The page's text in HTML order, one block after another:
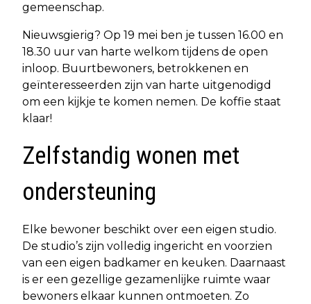
gemeenschap.
Nieuwsgierig? Op 19 mei ben je tussen 16.00 en
18.30 uur van harte welkom tijdens de open
inloop. Buurtbewoners, betrokkenen en
geïnteresseerden zijn van harte uitgenodigd
om een kijkje te komen nemen. De koffie staat
klaar!
Zelfstandig wonen met
ondersteuning
Elke bewoner beschikt over een eigen studio.
De studio’s zijn volledig ingericht en voorzien
van een eigen badkamer en keuken. Daarnaast
is er een gezellige gezamenlijke ruimte waar
bewoners elkaar kunnen ontmoeten. Zo